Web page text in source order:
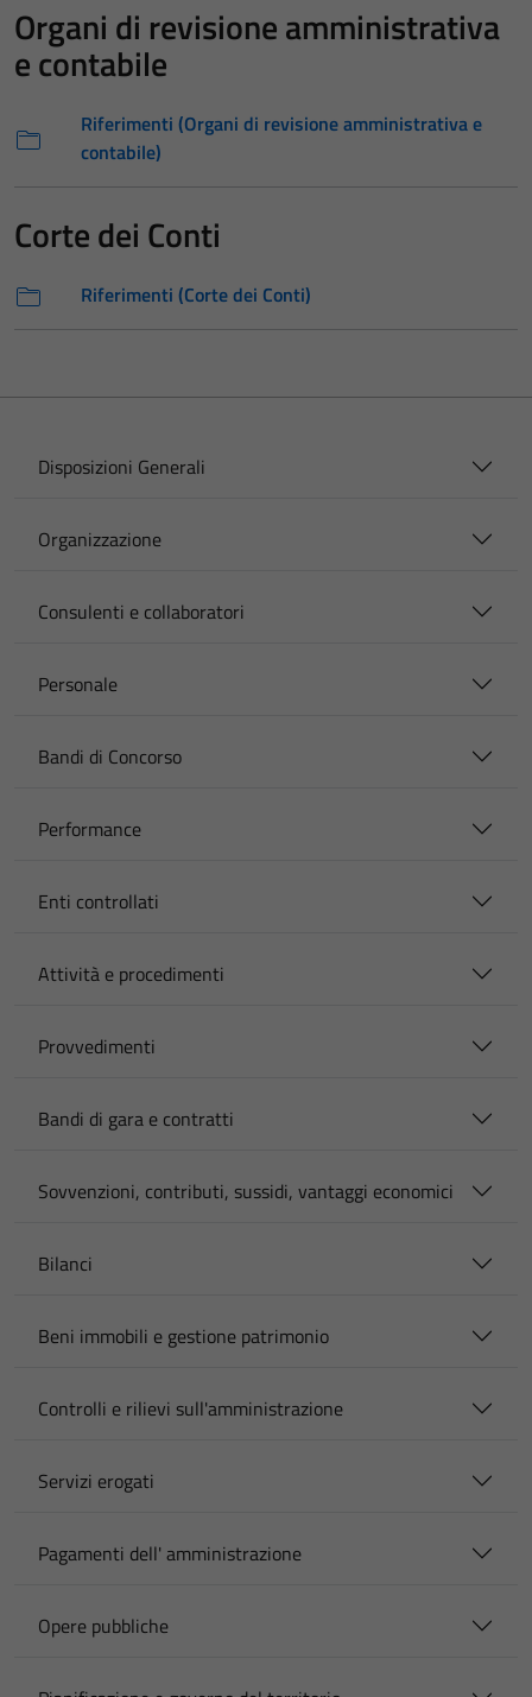
Organi di revisione amministrativa
e contabile
Riferimenti (Organi di revisione amministrativa e
contabile)
Corte dei Conti
Riferimenti (Corte dei Conti)
Disposizioni Generali
Organizzazione
Consulenti e collaboratori
Personale
Bandi di Concorso
Performance
Enti controllati
Attività e procedimenti
Provvedimenti
Bandi di gara e contratti
Sovvenzioni, contributi, sussidi, vantaggi economici
Bilanci
Beni immobili e gestione patrimonio
Controlli e rilievi sull'amministrazione
Servizi erogati
Pagamenti dell' amministrazione
Opere pubbliche